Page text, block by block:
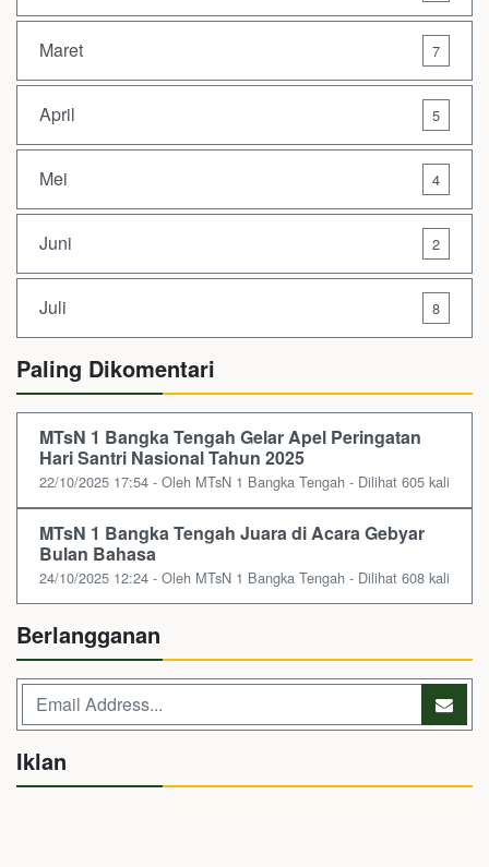
Maret 7
April 5
Mei 4
Juni 2
Juli 8
Paling Dikomentari
MTsN 1 Bangka Tengah Gelar Apel Peringatan
Hari Santri Nasional Tahun 2025
22/10/2025 17:54 - Oleh MTsN 1 Bangka Tengah - Dilihat 605 kali
MTsN 1 Bangka Tengah Juara di Acara Gebyar
Bulan Bahasa
24/10/2025 12:24 - Oleh MTsN 1 Bangka Tengah - Dilihat 608 kali
Berlangganan
Iklan